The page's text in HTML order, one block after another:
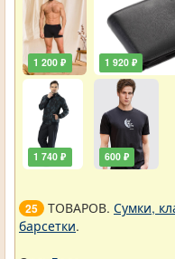
1 200 ₽
1 740 ₽
1 920 ₽
600 ₽
25 ТОВАРОВ. Сумки,
барсетки.